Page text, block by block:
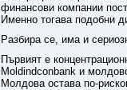
финансови компании
Именно тогава подобни
Разбира се, има и
Първият е
Moldindconbank и
Молдова остава по-